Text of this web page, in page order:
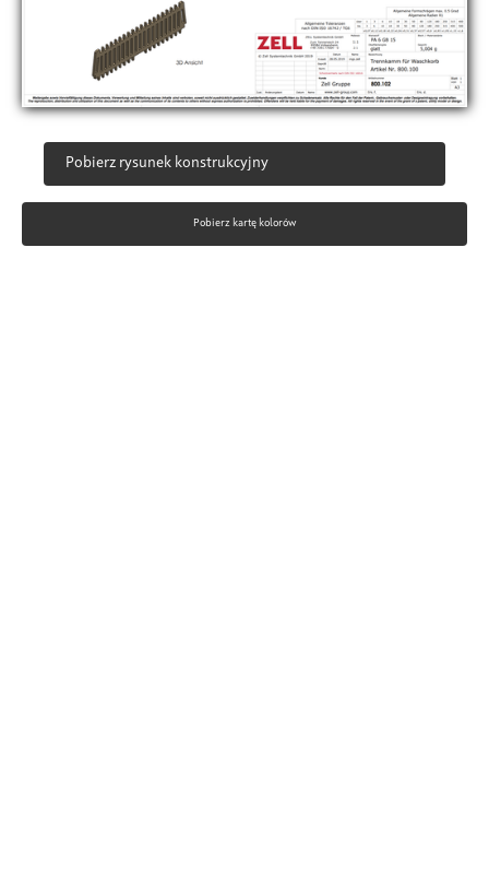
Pobierz rysunek konstrukcyjny
Pobierz kartę kolorów